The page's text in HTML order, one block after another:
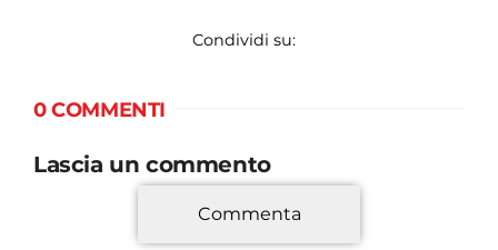
Condividi su:
0 COMMENTI
Lascia un commento
*
Commenta